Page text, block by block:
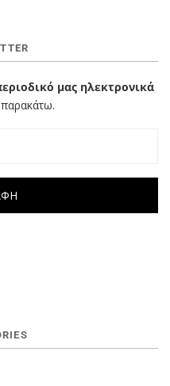
μας ηλεκτρονικά